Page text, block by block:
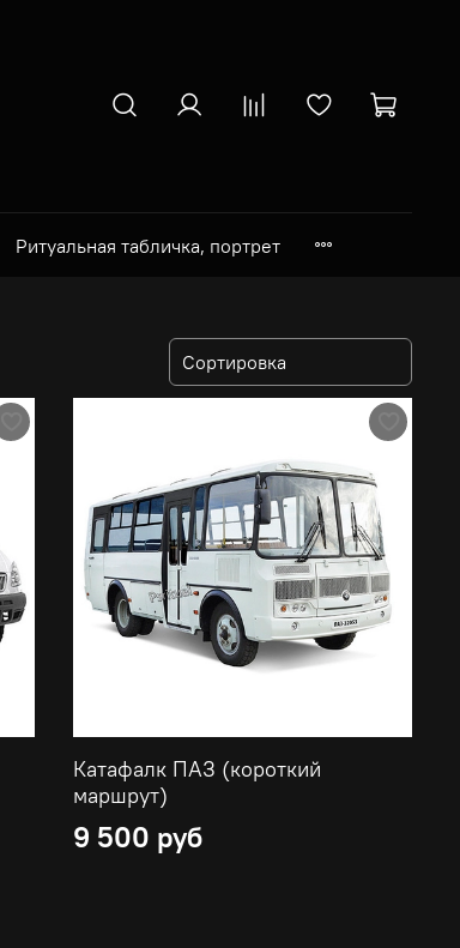
Ритуальная табличка, портрет
Катафалк ПАЗ (короткий
маршрут)
9 500 руб